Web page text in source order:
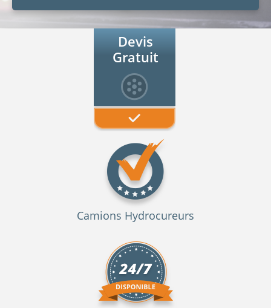
Devis
Gratuit
Camions Hydrocureurs